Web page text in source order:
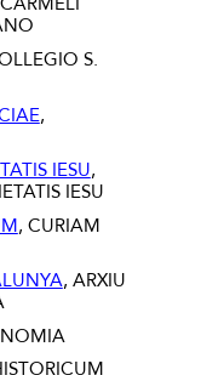
S.
,
IESU,
IESU
, CURIAM
, ARXIU